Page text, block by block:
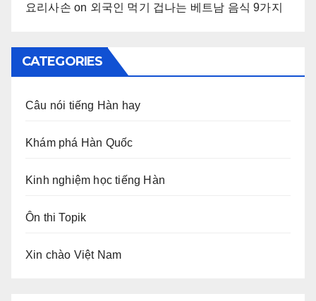
요리사손 on 외국인 먹기 겁나는 베트남 음식 9가지
CATEGORIES
Câu nói tiếng Hàn hay
Khám phá Hàn Quốc
Kinh nghiệm học tiếng Hàn
Ôn thi Topik
Xin chào Việt Nam